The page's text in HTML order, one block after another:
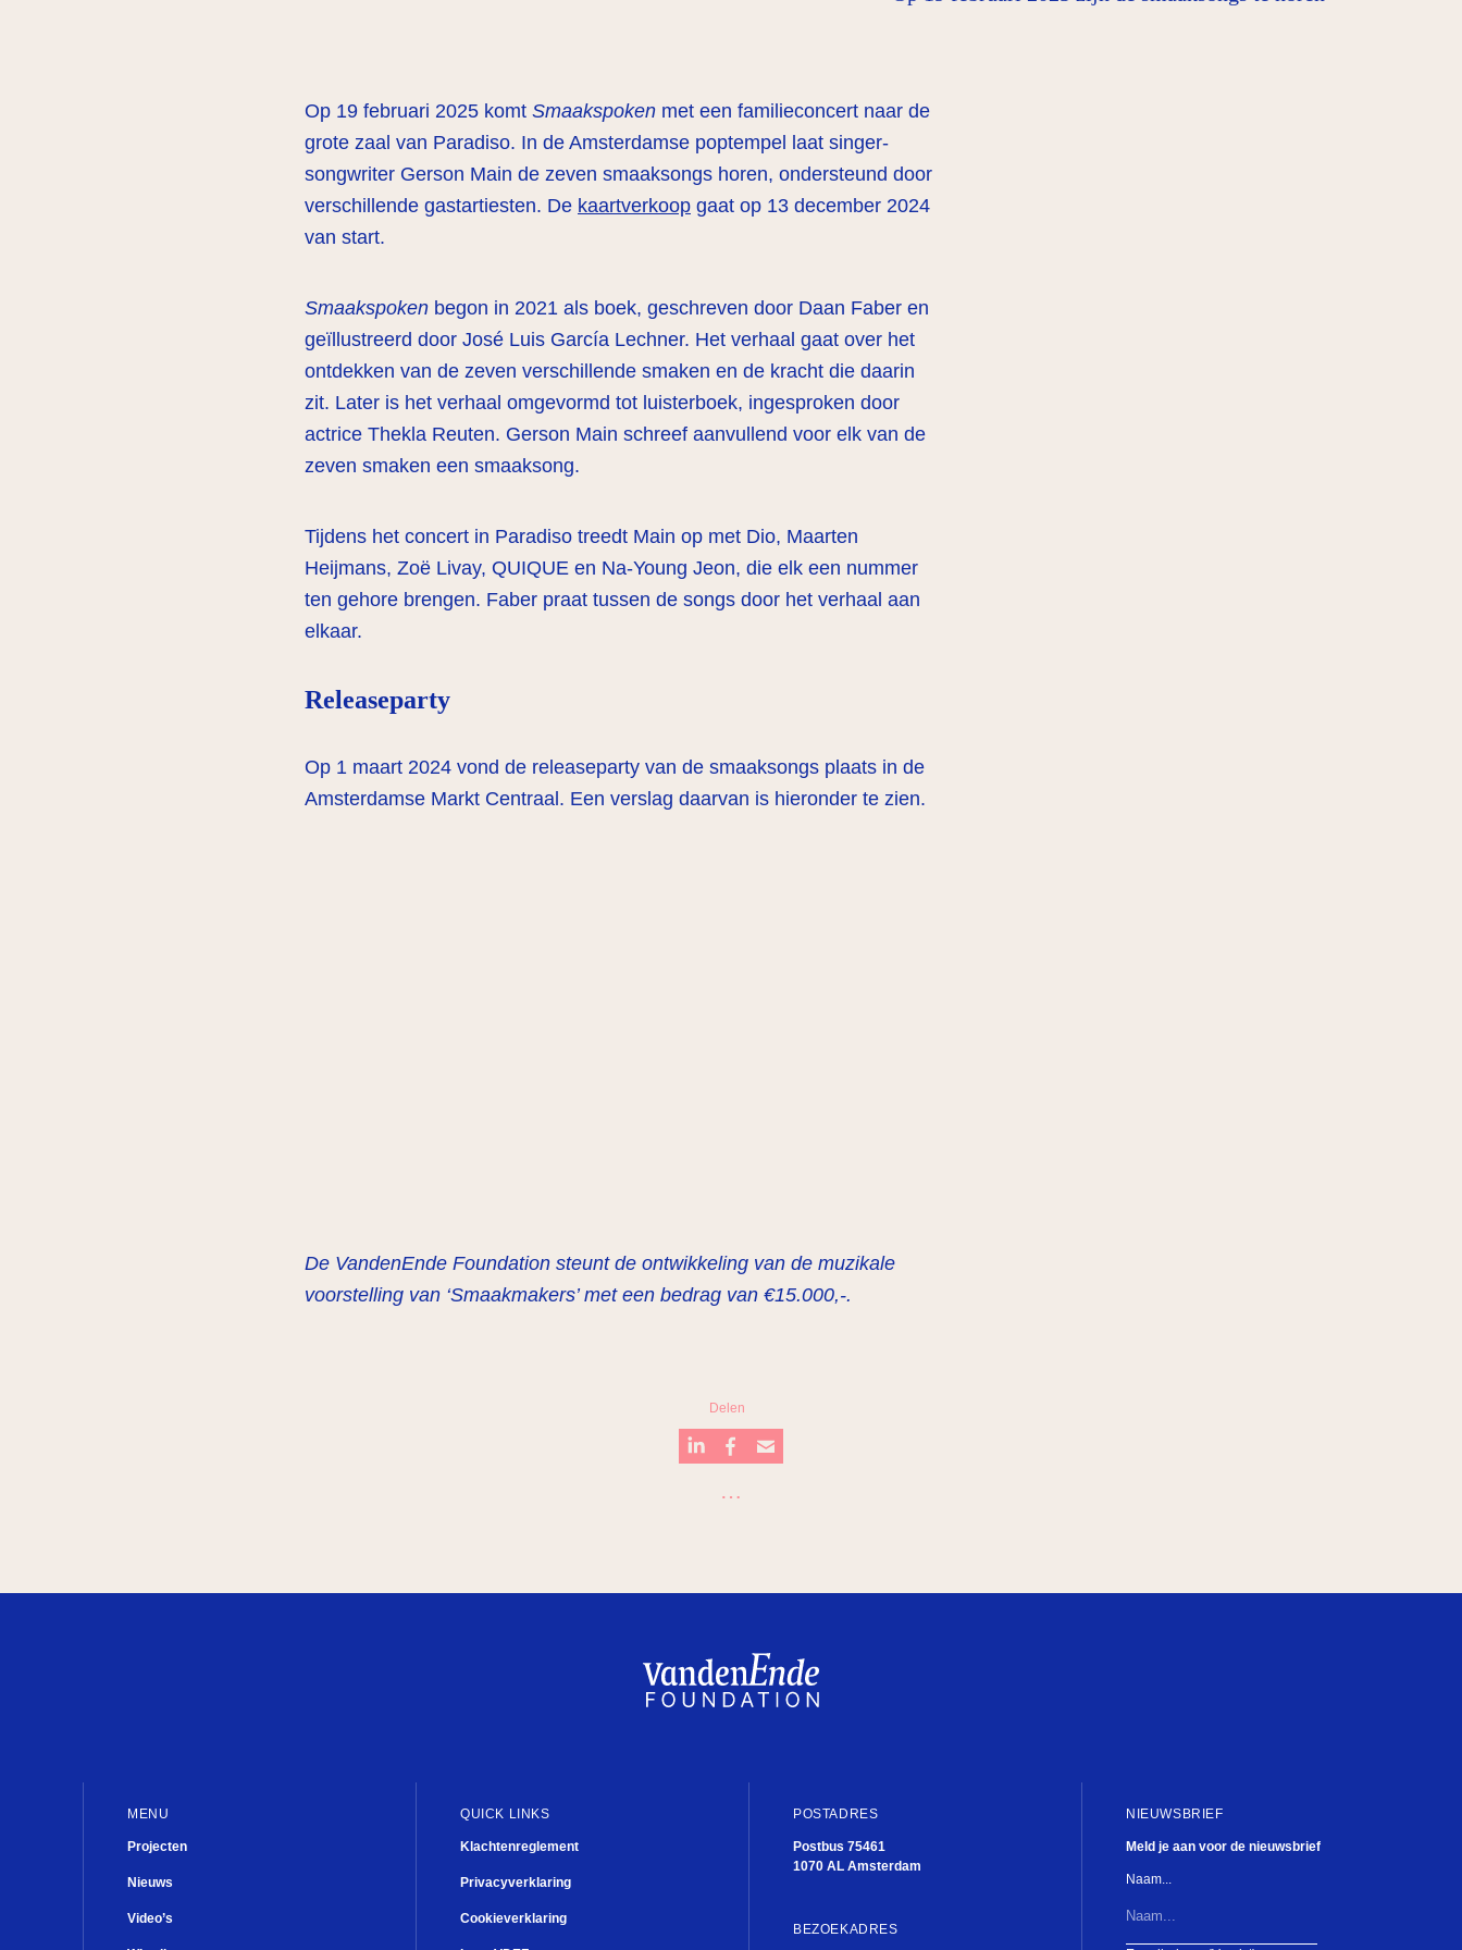
Op 19 februari 2025 komt Smaakspoken met een familieconcert naar de
grote zaal van Paradiso. In de Amsterdamse poptempel laat singer-
songwriter Gerson Main de zeven smaaksongs horen, ondersteund door
verschillende gastartiesten. De kaartverkoop gaat op 13 december 2024
van start.
Smaakspoken begon in 2021 als boek, geschreven door Daan Faber en
geïllustreerd door José Luis García Lechner. Het verhaal gaat over het
ontdekken van de zeven verschillende smaken en de kracht die daarin
zit. Later is het verhaal omgevormd tot luisterboek, ingesproken door
actrice Thekla Reuten. Gerson Main schreef aanvullend voor elk van de
zeven smaken een smaaksong.
Tijdens het concert in Paradiso treedt Main op met Dio, Maarten
Heijmans, Zoë Livay, QUIQUE en Na-Young Jeon, die elk een nummer
ten gehore brengen. Faber praat tussen de songs door het verhaal aan
elkaar.
Releaseparty
Op 1 maart 2024 vond de releaseparty van de smaaksongs plaats in de
Amsterdamse Markt Centraal. Een verslag daarvan is hieronder te zien.
De VandenEnde Foundation steunt de ontwikkeling van de muzikale
voorstelling van ‘Smaakmakers’ met een bedrag van €15.000,-.
Delen
…
MENU
Projecten
Nieuws
Video’s
QUICK LINKS
Klachtenreglement
Privacyverklaring
Cookieverklaring
POSTADRES
Postbus 75461
1070 AL Amsterdam
BEZOEKADRES
NIEUWSBRIEF
Meld je aan voor de nieuwsbrief
Naam...